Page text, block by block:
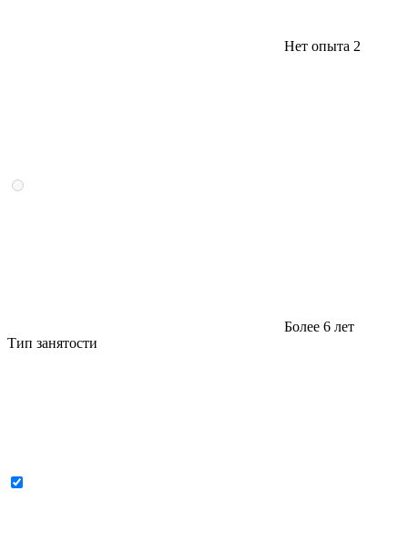
Нет опыта 2
Более 6 лет
Тип занятости